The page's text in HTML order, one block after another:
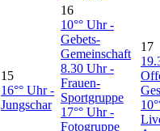
15
16°° Uhr -
Jungschar
16
10°° Uhr -
Gebets-
Gemeinschaft
8.30 Uhr -
Frauen-
Sportgruppe
17°° Uhr -
Fotogruppe
17